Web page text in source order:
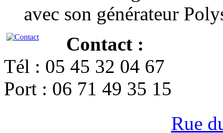
avec son générateur
Contact :
Tél : 05 45 32 04 67
Port : 06 71 49 35 15
Rue